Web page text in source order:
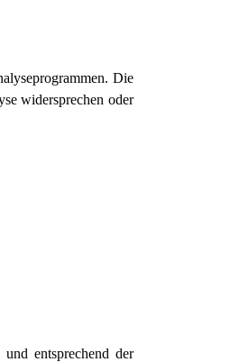
Die
widersprechen oder
entsprechend der